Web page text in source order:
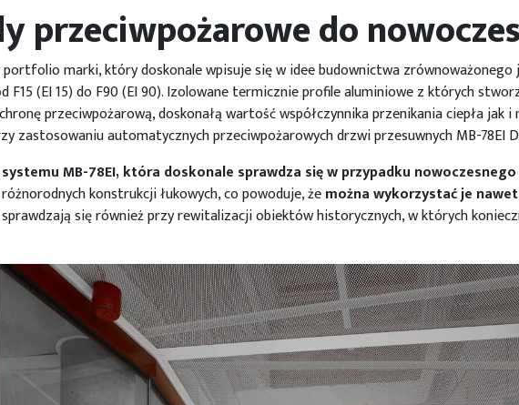
przeciwpożarowe do
portfolio marki, który doskonale wpisuje się w idee budownictwa
F15 (EI 15) do F90 (EI 90). Izolowane termicznie profile aluminiowe z których
przeciwpożarową, doskonałą wartość współczynnika przenikania ciepła jak
zastosowaniu automatycznych przeciwpożarowych drzwi przesuwnych MB-78EI
MB-78EI, która doskonale sprawdza się w przypadku
konstrukcji łukowych, co powoduje, żemożna wykorzystać je
sprawdzają się również przy rewitalizacji obiektów historycznych, w których